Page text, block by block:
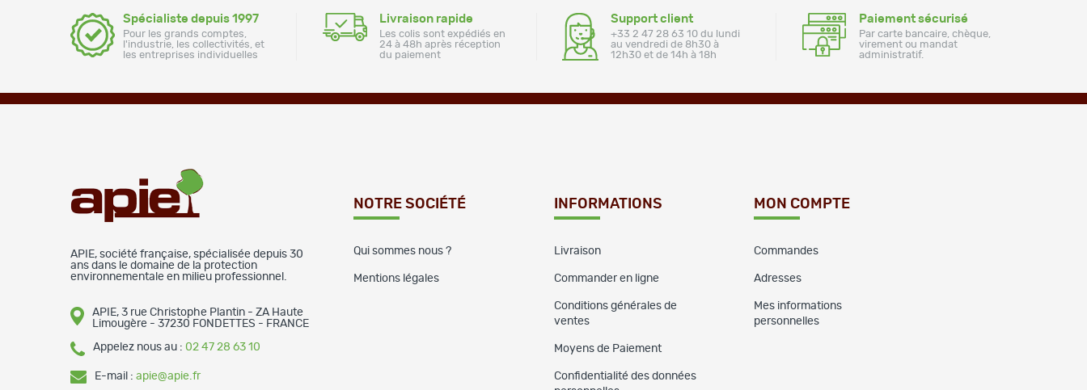
Spécialiste depuis 1997
Pour les grands comptes,
l'industrie, les collectivités, et
les entreprises individuelles
Livraison rapide
Les colis sont expédiés en
24 à 48h après réception
du paiement
Support client
+33 2 47 28 63 10 du lundi
au vendredi de 8h30 à
12h30 et de 14h à 18h
Paiement sécurisé
Par carte bancaire, chèque,
virement ou mandat
administratif.
APIE, société française, spécialisée depuis 30
ans dans le domaine de la protection
environnementale en milieu professionnel.
APIE, 3 rue Christophe Plantin - ZA Haute
Limougère - 37230 FONDETTES - FRANCE
Appelez nous au : 02 47 28 63 10
E-mail : apie@apie.fr
NOTRE SOCIÉTÉ
Qui sommes nous ?
Mentions légales
INFORMATIONS
Livraison
Commander en ligne
Conditions générales de
ventes
Moyens de Paiement
Confidentialité des données
MON COMPTE
Commandes
Adresses
Mes informations
personnelles